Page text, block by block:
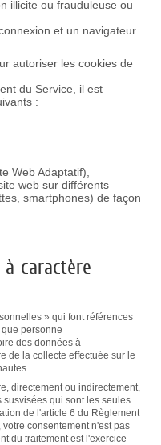
illicite ou frauduleuse ou
et un navigateur
autoriser les cookies de
du Service, il est
:
Web Adaptatif),
web sur différents
smartphones) de façon
caractère
» qui font références
personne
des données à
de la collecte effectuée sur le
directement ou indirectement,
qui sont les seules
de l'article 6 du Règlement
consentement n'est pas
du traitement est l'exercice